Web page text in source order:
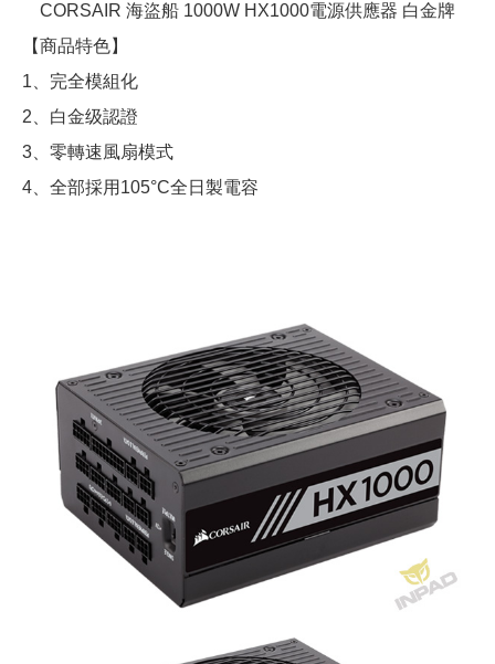
CORSAIR 海盜船 1000W HX1000電源供應器 白金牌
【商品特色】
1、完全模組化
2、白金级認證
3、零轉速風扇模式
4、全部採用105°C全日製電容